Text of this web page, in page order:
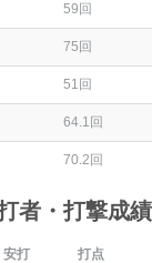
59回
75回
51回
64.1回
70.2回
者・打撃成績
安打 打点